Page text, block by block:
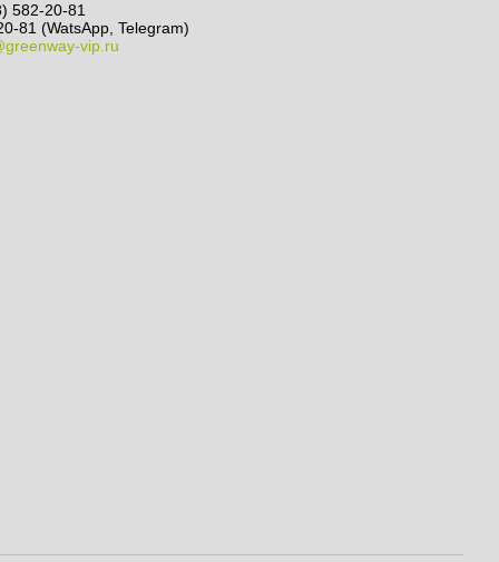
582-20-81
81 (WatsApp, Telegram)
vip.ru